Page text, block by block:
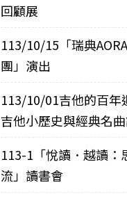
回顧展
113/10/15「瑞典
團」演出
113/10/01吉他的百年
吉他小歷史與經典名
113-1「悅讀．越讀：
流」讀書會